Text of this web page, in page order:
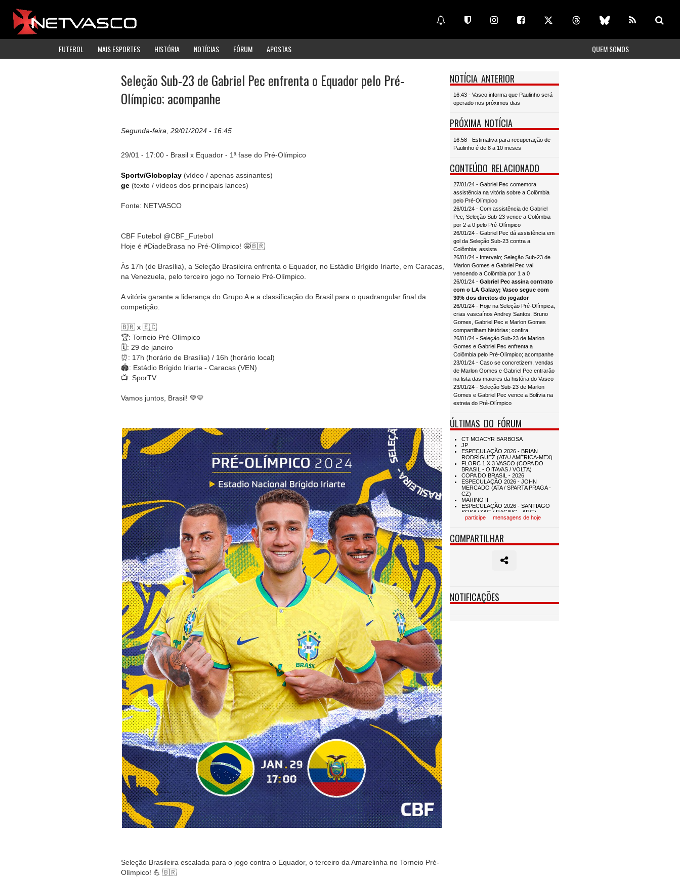
FUTEBOL MAIS ESPORTES HISTÓRIA NOTÍCIAS FÓRUM APOSTAS QUEM SOMOS
Seleção Sub-23 de Gabriel Pec enfrenta o Equador pelo Pré-
Olímpico; acompanhe
Segunda-feira, 29/01/2024 - 16:45
29/01 - 17:00 - Brasil x Equador - 1ª fase do Pré-Olímpico
Sportv/Globoplay (vídeo / apenas assinantes)
ge (texto / vídeos dos principais lances)
Fonte: NETVASCO
CBF Futebol @CBF_Futebol
Hoje é #DiadeBrasa no Pré-Olímpico! 🤩️🇧🇷
Às 17h (de Brasília), a Seleção Brasileira enfrenta o Equador, no Estádio Brígido Iriarte, em Caracas,
na Venezuela, pelo terceiro jogo no Torneio Pré-Olímpico.
A vitória garante a liderança do Grupo A e a classificação do Brasil para o quadrangular final da
competição.
🇧🇷 x 🇪🇨
🏆: Torneio Pré-Olímpico
🗓: 29 de janeiro
⏰: 17h (horário de Brasília) / 16h (horário local)
🏟: Estádio Brígido Iriarte - Caracas (VEN)
📺: SporTV
Vamos juntos, Brasil! 💚💛
Seleção Brasileira escalada para o jogo contra o Equador, o terceiro da Amarelinha no Torneio Pré-
Olímpico! 💪 🇧🇷
NOTÍCIA ANTERIOR
16:43 - Vasco informa que Paulinho será
operado nos próximos dias
PRÓXIMA NOTÍCIA
16:58 - Estimativa para recuperação de
Paulinho é de 8 a 10 meses
CONTEÚDO RELACIONADO
27/01/24 - Gabriel Pec comemora
assistência na vitória sobre a Colômbia
pelo Pré-Olímpico
26/01/24 - Com assistência de Gabriel
Pec, Seleção Sub-23 vence a Colômbia
por 2 a 0 pelo Pré-Olímpico
26/01/24 - Gabriel Pec dá assistência em
gol da Seleção Sub-23 contra a
Colômbia; assista
26/01/24 - Intervalo; Seleção Sub-23 de
Marlon Gomes e Gabriel Pec vai
vencendo a Colômbia por 1 a 0
26/01/24 - Gabriel Pec assina contrato
com o LA Galaxy; Vasco segue com
30% dos direitos do jogador
26/01/24 - Hoje na Seleção Pré-Olímpica,
crias vascaínos Andrey Santos, Bruno
Gomes, Gabriel Pec e Marlon Gomes
compartilham histórias; confira
26/01/24 - Seleção Sub-23 de Marlon
Gomes e Gabriel Pec enfrenta a
Colômbia pelo Pré-Olímpico; acompanhe
23/01/24 - Caso se concretizem, vendas
de Marlon Gomes e Gabriel Pec entrarão
na lista das maiores da história do Vasco
23/01/24 - Seleção Sub-23 de Marlon
Gomes e Gabriel Pec vence a Bolívia na
estreia do Pré-Olímpico
ÚLTIMAS DO FÓRUM
participe mensagens de hoje
COMPARTILHAR
NOTIFICAÇÕES